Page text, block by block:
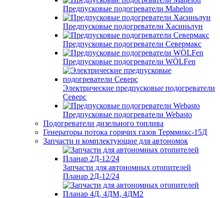
Предпусковые подогреватели Mahelon
Предпусковые подогреватели Хасиньлун
Предпусковые подогреватели Севермакс
Предпусковые подогреватели WÖLFen
Электрические предпусковые подогреватели
Северс
Предпусковые подогреватели Webasto
Подогреватели дизельного топлива
Генераторы потока горячих газов Терммикс-15Д
Запчасти и комплектующие для автономок
Запчасти для автономных отопителей
Планар 2Д-12/24